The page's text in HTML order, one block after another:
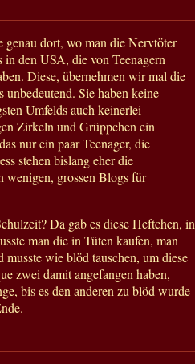
genau dort, wo man die Nervtöter
den USA, die von Teenagern
Diese, übernehmen wir mal die
Sie haben keine
Umfelds auch keinerlei
Zirkeln und Grüppchen ein
nur ein paar Teenager, die
stehen bislang eher die
wenigen, grossen Blogs für
Da gab es diese Heftchen, in
man die in Tüten kaufen, man
wie blöd tauschen, um diese
zwei damit angefangen haben,
bis es den anderen zu blöd wurde